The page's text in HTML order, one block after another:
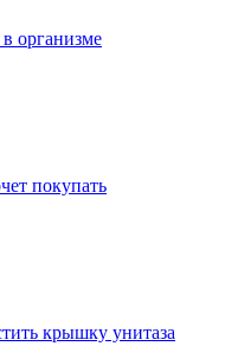
в организме
покупать
крышку унитаза